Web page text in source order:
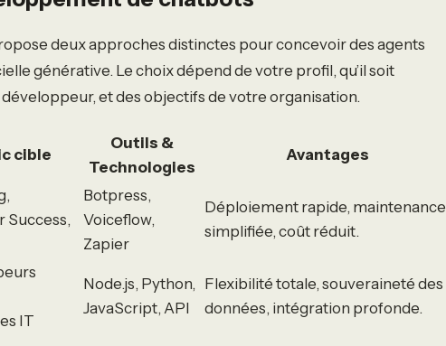
deux approches distinctes pour concevoir des agents
générative. Le choix dépend de votre profil, qu’il soit
et des objectifs de votre organisation.
cible
Outils &
Technologies
Avantages
Success,
Botpress,
Voiceflow,
Zapier
Déploiement rapide, maintenance
simplifiée, coût réduit.
IT
Node.js, Python,
JavaScript, API
Flexibilité totale, souveraineté des
données, intégration profonde.